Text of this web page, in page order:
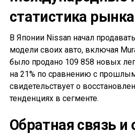
статистика рынка
В Японии Nissan начал
модели своих авто, включая
было продано 109 858 новых
на 21% по сравнению с
свидетельствует о
тенденциях в сегменте.
Обратная связь и